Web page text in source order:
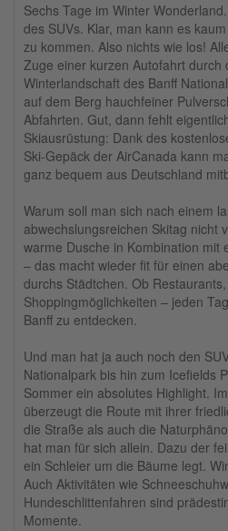
Sechs Tage im Winter
des SUVs. Klar, man kann es
zu kommen. Also nichts wie los!
Zuge einer kurzen Autofahrt durch
Winterlandschaft des Banff
auf dem Berg hauchfeiner
Abfahrten. Gut, dann fehlt
Skiausrüstung: Dank des
Ski-Gepäck der AirCanada kann
ganz bequem aus Deutschland
Warum soll man sich nach einem
abwechslungsreichen Skitag nicht
warme Dusche in Kombination mit
– das macht wieder fit für einen
durchs Städtchen. Ob
Shoppingmöglichkeiten – jeden
Banff zu entdecken.
Und man hat ja auch noch den
Nationalpark bis hin zum Icefields
Sommer ein absolutes Highlight.
überzeugt die Route mit ihrer
die Straße als auch die
hat man für sich allein. Dazu der
ein Schleier um die Bäume legt.
Auch Aktivitäten wie
Hundeschlittenfahren sind
Momente.